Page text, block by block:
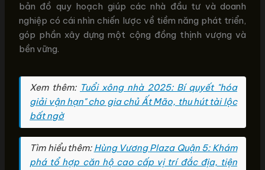
bản đồ quy hoạch giúp các nhà đầu tư và doanh
nghiệp có cái nhìn chiến lược về tiềm năng phát triển,
góp phần xây dựng một cộng đồng thịnh vượng và
bền vững.
Xem thêm: Tuổi xông nhà 2025: Bí quyết "hóa
giải vận hạn" cho gia chủ Ất Mão, thu hút tài lộc
bất ngờ
Tìm hiểu thêm: Hùng Vương Plaza Quận 5: Khám
phá tổ hợp căn hộ cao cấp vị trí đắc địa, tiện